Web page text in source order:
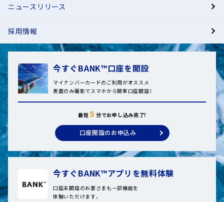
ニュースリリース
採用情報
今すぐBANK™口座を開設
マイナンバーカードのご利用がオススメ
表面のみ撮影でスマホから簡単口座開設！
最短 ５分でお申し込み完了!
口座開設のお申込み
今すぐBANK™アプリを無料体験
口座未開設のお客さまも一部機能を
体験いただけます。